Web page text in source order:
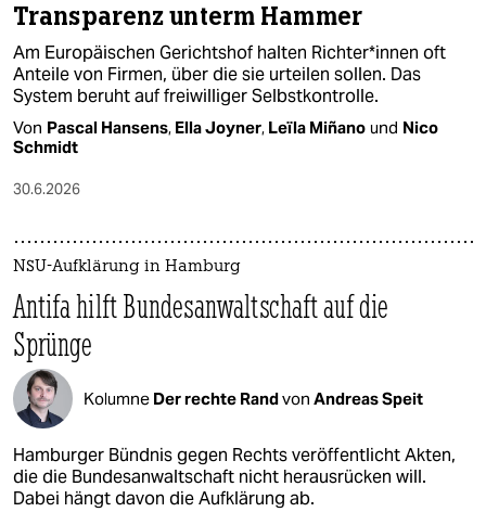
Transparenz unterm Hammer
Am Europäischen Gerichtshof halten Rich­te­r*in­nen oft
Anteile von Firmen, über die sie urteilen sollen. Das
System beruht auf freiwilliger Selbstkontrolle.
Von Pascal Hansens, Ella Joyner, Leïla Miñano und Nico
Schmidt
30.6.2026
NSU-Aufklärung in Hamburg
Antifa hilft Bundesanwaltschaft auf die
Sprünge
Kolumne Der rechte Randvon Andreas Speit
Hamburger Bündnis gegen Rechts veröffentlicht Akten,
die die Bundesanwaltschaft nicht herausrücken will.
Dabei hängt davon die Aufklärung ab.